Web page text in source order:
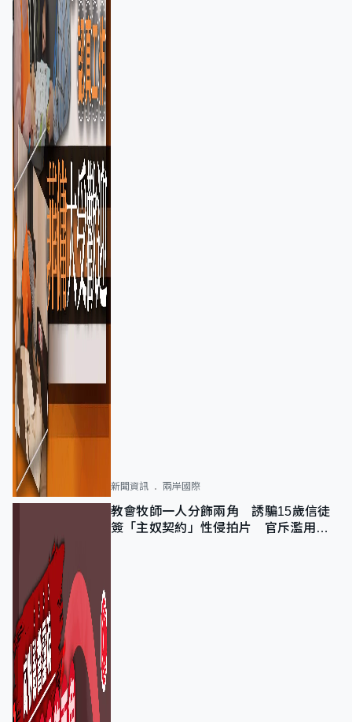
新聞資訊 兩岸國際
教會牧師一人分飾兩角 誘騙15歲信徒
簽「主奴契約」性侵拍片 官斥濫用教